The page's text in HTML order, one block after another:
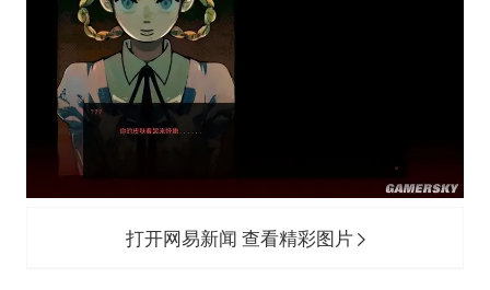
打开网易新闻 查看精彩图片